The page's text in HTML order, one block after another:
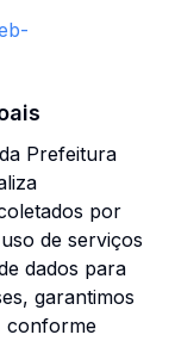
Prefeitura
por
de serviços
dados para
garantimos
conforme